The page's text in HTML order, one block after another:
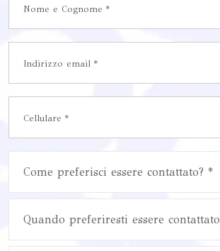
Come preferisci essere contattato? *
Quando preferiresti essere